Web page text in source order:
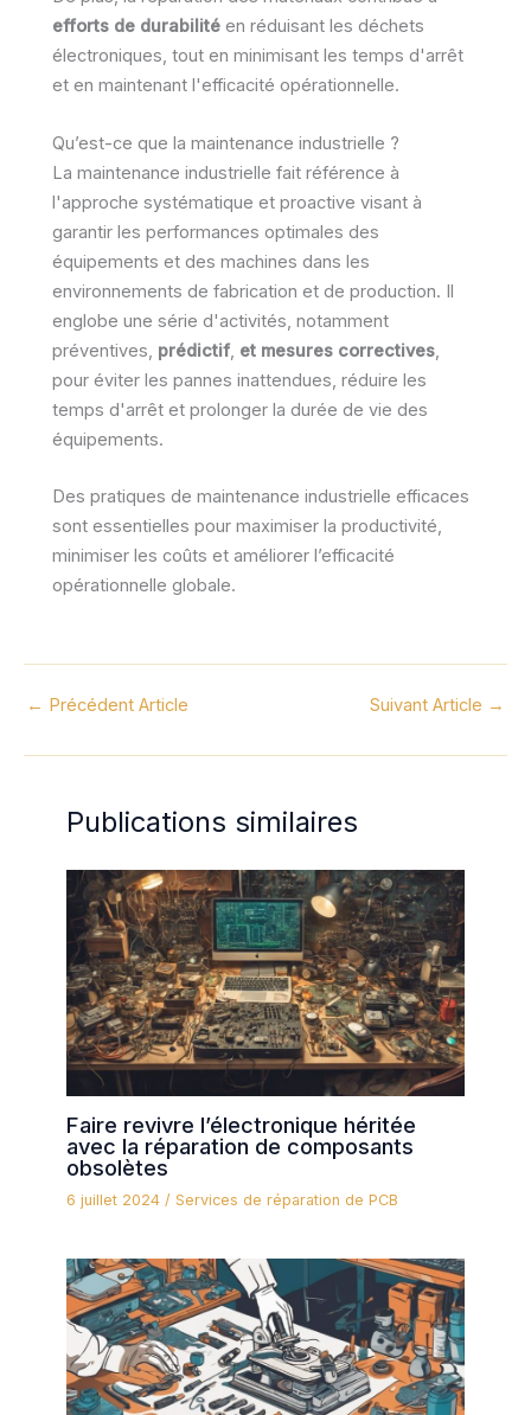
efforts de durabilité en réduisant les déchets
électroniques, tout en minimisant les temps d'arrêt
et en maintenant l'efficacité opérationnelle.
Qu’est-ce que la maintenance industrielle ?
La maintenance industrielle fait référence à
l'approche systématique et proactive visant à
garantir les performances optimales des
équipements et des machines dans les
environnements de fabrication et de production. Il
englobe une série d'activités, notamment
préventives, prédictif, et mesures correctives,
pour éviter les pannes inattendues, réduire les
temps d'arrêt et prolonger la durée de vie des
équipements.
Des pratiques de maintenance industrielle efficaces
sont essentielles pour maximiser la productivité,
minimiser les coûts et améliorer l’efficacité
opérationnelle globale.
← Précédent Article Suivant Article →
Publications similaires
Faire revivre l’électronique héritée
avec la réparation de composants
obsolètes
6 juillet 2024 /Services de réparation de PCB